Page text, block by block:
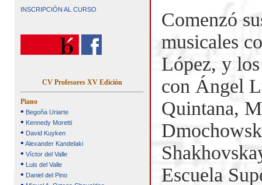
INSCRIPCIÓN AL CURSO
CV Profesores XV Edición
Piano
• Begoña Uriarte
• Kennedy Moretti
• David Kuyken
• Alexander Kandelaki
• Víctor del Valle
• Luis del Valle
• Daniel del Pino
Comenzó
musicales
López, y
con Ángel
Quintana,
Escuela